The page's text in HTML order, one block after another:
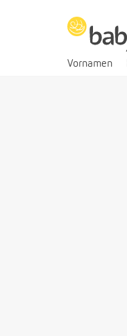
Vornamen